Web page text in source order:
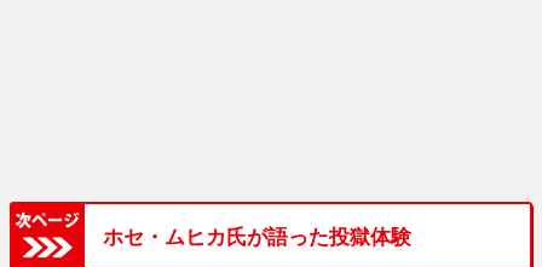
ホセ・ムヒカ氏が語った投獄体験